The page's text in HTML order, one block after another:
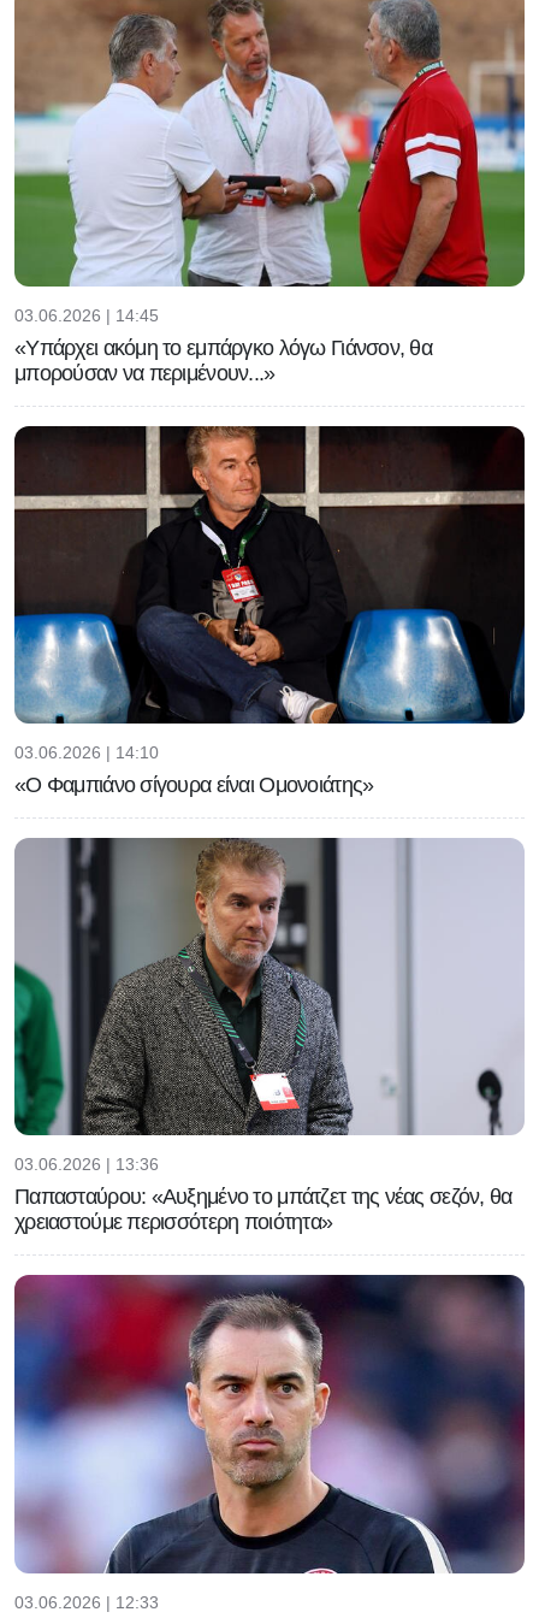
03.06.2026 | 14:45
«Υπάρχει ακόμη το εμπάργκο λόγω Γιάνσον, θα
μπορούσαν να περιμένουν...»
03.06.2026 | 14:10
«Ο Φαμπιάνο σίγουρα είναι Ομονοιάτης»
03.06.2026 | 13:36
Παπασταύρου: «Αυξημένο το μπάτζετ της νέας σεζόν, θα
χρειαστούμε περισσότερη ποιότητα»
03.06.2026 | 12:33